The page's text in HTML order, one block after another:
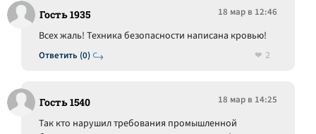
Гость 1935 18 мар в 12:46
Ответить (0)
Всех жаль! Техника безопасности написана кровью!
2
Гость 1540 18 мар в 14:25
Так кто нарушил требования промышленной